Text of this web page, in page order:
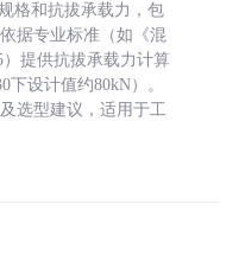
格和抗拔承载力，包
据专业标准（如《混
）提供抗拔承载力计算
设计值约80kN）。
选型建议，适用于工